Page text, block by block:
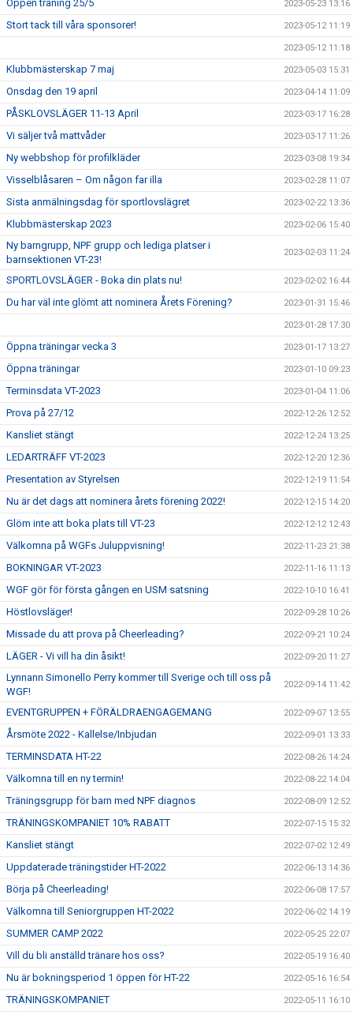
Öppen träning 25/5 2023-05-23 13:16
Stort tack till våra sponsorer! 2023-05-12 11:19
2023-05-12 11:18
Klubbmästerskap 7 maj 2023-05-03 15:31
Onsdag den 19 april 2023-04-14 11:09
PÅSKLOVSLÄGER 11-13 April 2023-03-17 16:28
Vi säljer två mattvåder 2023-03-17 11:26
Ny webbshop för profilkläder 2023-03-08 19:34
Visselblåsaren – Om någon far illa 2023-02-28 11:07
Sista anmälningsdag för sportlovslägret 2023-02-22 13:36
Klubbmästerskap 2023 2023-02-06 15:40
Ny barngrupp, NPF grupp och lediga platser i
barnsektionen VT-23!
2023-02-03 11:24
SPORTLOVSLÄGER - Boka din plats nu! 2023-02-02 16:44
Du har väl inte glömt att nominera Årets Förening? 2023-01-31 15:46
2023-01-28 17:30
Öppna träningar vecka 3 2023-01-17 13:27
Öppna träningar 2023-01-10 09:23
Terminsdata VT-2023 2023-01-04 11:06
Prova på 27/12 2022-12-26 12:52
Kansliet stängt 2022-12-24 13:25
LEDARTRÄFF VT-2023 2022-12-20 12:36
Presentation av Styrelsen 2022-12-19 11:54
Nu är det dags att nominera årets förening 2022! 2022-12-15 14:20
Glöm inte att boka plats till VT-23 2022-12-12 12:43
Välkomna på WGFs Juluppvisning! 2022-11-23 21:38
BOKNINGAR VT-2023 2022-11-16 11:13
WGF gör för första gången en USM satsning 2022-10-10 16:41
Höstlovsläger! 2022-09-28 10:26
Missade du att prova på Cheerleading? 2022-09-21 10:24
LÄGER - Vi vill ha din åsikt! 2022-09-20 11:27
Lynnann Simonello Perry kommer till Sverige och till oss på
WGF!
2022-09-14 11:42
EVENTGRUPPEN + FÖRÄLDRAENGAGEMANG 2022-09-07 13:55
Årsmöte 2022 - Kallelse/Inbjudan 2022-09-01 13:33
TERMINSDATA HT-22 2022-08-26 14:24
Välkomna till en ny termin! 2022-08-22 14:04
Träningsgrupp för barn med NPF diagnos 2022-08-09 12:52
TRÄNINGSKOMPANIET 10% RABATT 2022-07-15 15:32
Kansliet stängt 2022-07-02 12:49
Uppdaterade träningstider HT-2022 2022-06-13 14:36
Börja på Cheerleading! 2022-06-08 17:57
Välkomna till Seniorgruppen HT-2022 2022-06-02 14:19
SUMMER CAMP 2022 2022-05-25 22:07
Vill du bli anställd tränare hos oss? 2022-05-19 16:40
Nu är bokningsperiod 1 öppen för HT-22 2022-05-16 16:54
TRÄNINGSKOMPANIET 2022-05-11 16:10